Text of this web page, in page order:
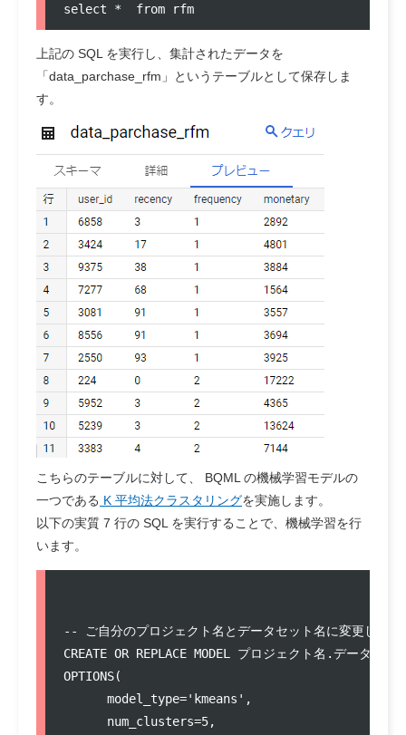
上記の SQL を実行し、集計されたデータを
「data_parchase_rfm」というテーブルとして保存しま
す。
こちらのテーブルに対して、 BQML の機械学習モデルの
一つである K 平均法クラスタリングを実施します。
以下の実質 7 行の SQL を実行することで、機械学習を行
います。
-- ご自分のプロジェクト名とデータセット名に変更してく
CREATE OR REPLACE MODEL プロジェクト名.データセッ
OPTIONS(
      model_type='kmeans',
      num_clusters=5,